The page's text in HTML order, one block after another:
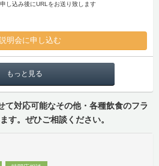
し込み後にURLをお送り致します
明会に申し込む
もっと見る
て対応可能なその他・各種飲食のフラ
す。ぜひご相談ください。